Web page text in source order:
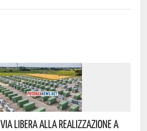
Libera Alla Realizzazione A